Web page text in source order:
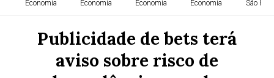
Economia Economia Economia Economia São
Publicidade de bets terá
aviso sobre risco de